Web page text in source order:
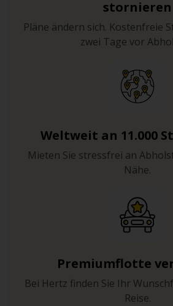
stornieren
Pläne ändern sich. Kostenfreie
zwei Tage vor
Weltweit an 11.000
Mieten Sie stressfrei an
Nähe.
Premiumflotte
Bei Hertz finden Sie Ihr
Reise.